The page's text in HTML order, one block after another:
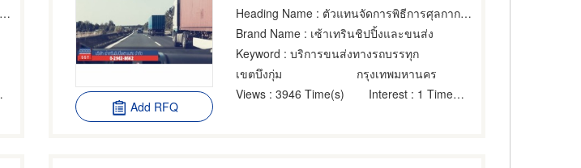
Add RFQ
Heading Name : ตัวแทนจัดการพิธีการศุลกากร,บริการขนส่งสินค้าทางบก,ขนส่ง โลจิสติกส์
Brand Name : เซ้าเทรินชิปปิ้งและขนส่ง
Keyword : บริการขนส่งทางรถบรรทุก
เขตบึงกุ่ม
กรุงเทพมหานคร
Views : 3946 Time(s) Interest : 1 Time(s)